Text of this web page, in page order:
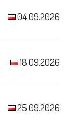
04.09.2026
18.09.2026
25.09.2026